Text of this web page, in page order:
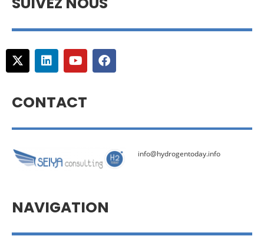
CONTACT
info@hydrogentoday.info
NAVIGATION